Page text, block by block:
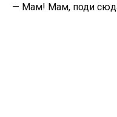
— Мам! Мам, поди